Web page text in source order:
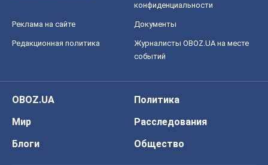
конфиденциальности
Реклама на сайте Документы
Редакционная политика
Журналисты OBOZ.UA на месте
событий
OBOZ.UA
Политика
Мир
Расследования
Блоги
Общество